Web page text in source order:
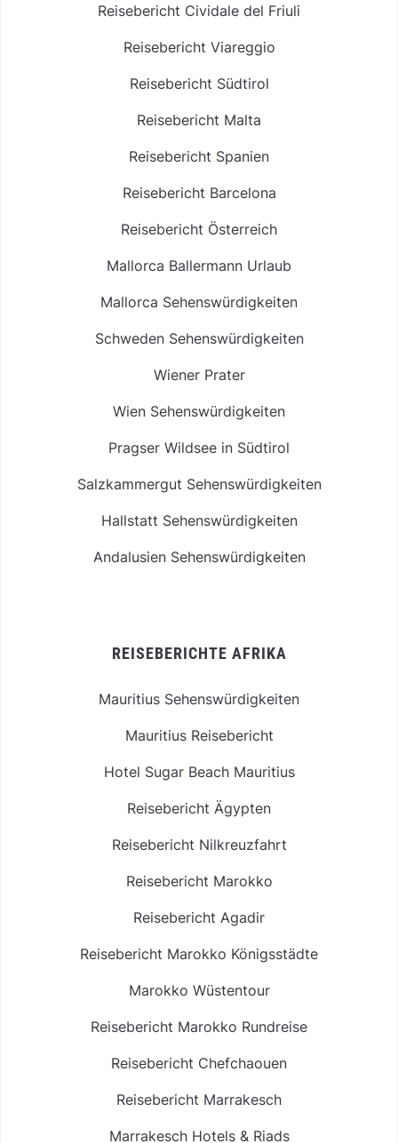
Reisebericht Cividale del Friuli
Reisebericht Viareggio
Reisebericht Südtirol
Reisebericht Malta
Reisebericht Spanien
Reisebericht Barcelona
Reisebericht Österreich
Mallorca Ballermann Urlaub
Mallorca Sehenswürdigkeiten
Schweden Sehenswürdigkeiten
Wiener Prater
Wien Sehenswürdigkeiten
Pragser Wildsee in Südtirol
Salzkammergut Sehenswürdigkeiten
Hallstatt Sehenswürdigkeiten
Andalusien Sehenswürdigkeiten
REISEBERICHTE AFRIKA
Mauritius Sehenswürdigkeiten
Mauritius Reisebericht
Hotel Sugar Beach Mauritius
Reisebericht Ägypten
Reisebericht Nilkreuzfahrt
Reisebericht Marokko
Reisebericht Agadir
Reisebericht Marokko Königsstädte
Marokko Wüstentour
Reisebericht Marokko Rundreise
Reisebericht Chefchaouen
Reisebericht Marrakesch
Marrakesch Hotels & Riads